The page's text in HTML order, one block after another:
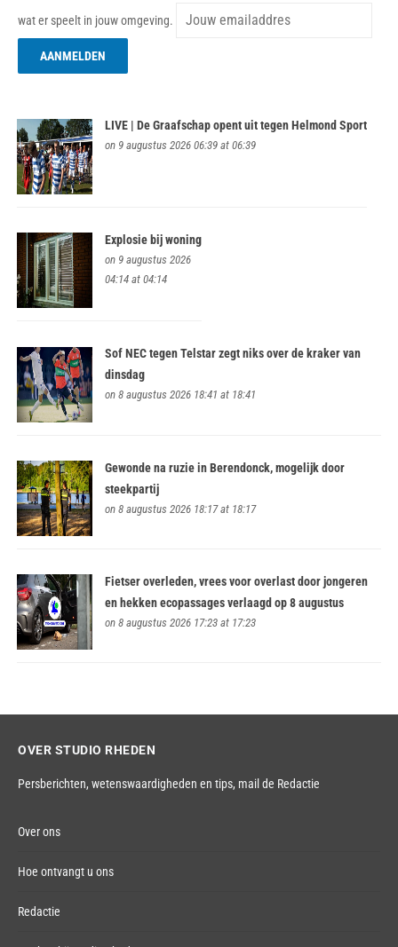
wat er speelt in jouw omgeving.
LIVE | De Graafschap opent uit tegen Helmond Sport
on 9 augustus 2026 06:39 at 06:39
Explosie bij woning
on 9 augustus 2026
04:14 at 04:14
Sof NEC tegen Telstar zegt niks over de kraker van
dinsdag
on 8 augustus 2026 18:41 at 18:41
Gewonde na ruzie in Berendonck, mogelijk door
steekpartij
on 8 augustus 2026 18:17 at 18:17
Fietser overleden, vrees voor overlast door jongeren
en hekken ecopassages verlaagd op 8 augustus
on 8 augustus 2026 17:23 at 17:23
OVER STUDIO RHEDEN
Persberichten, wetenswaardigheden en tips, mail de Redactie
Over ons
Hoe ontvangt u ons
Redactie